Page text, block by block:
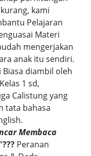
kami
Pelajaran
Materi
mengerjakan
anak itu sendiri.
diambil oleh
1 sd,
Calistung yang
tata bahasa
Membaca
Peranan